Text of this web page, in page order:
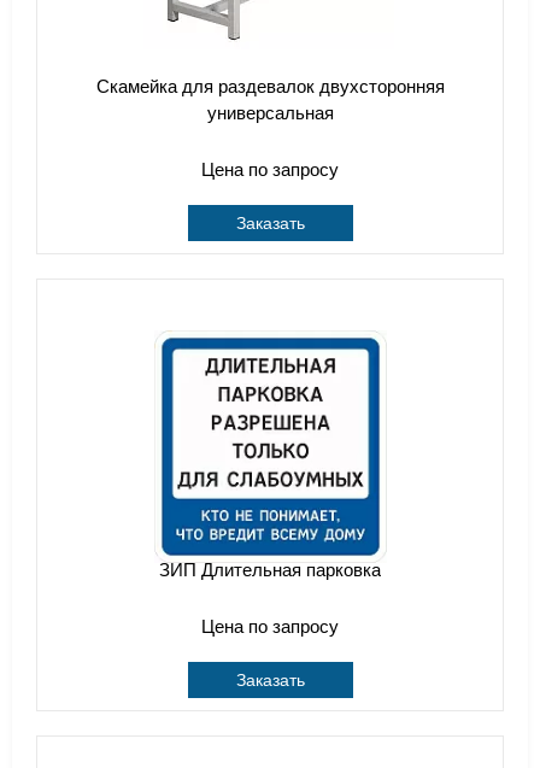
Скамейка для раздевалок двухсторонняя
универсальная
Цена по запросу
Заказать
ЗИП Длительная парковка
Цена по запросу
Заказать